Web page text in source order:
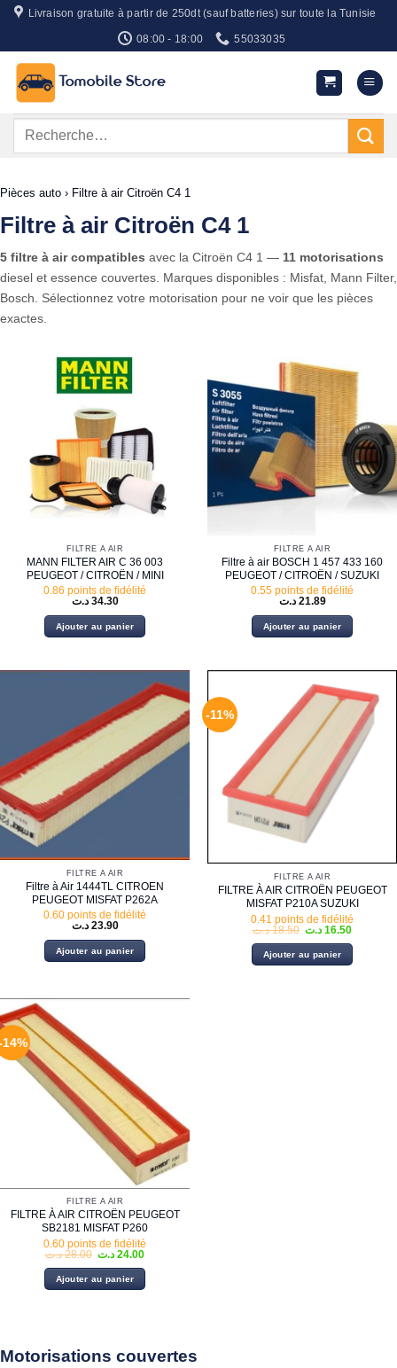
Passer
contenu
Livraison gratuite à partir de 250dt (sauf batteries) sur toute la Tunisie
08:00 - 18:00 55033035
Recherche
Pièces auto › Filtre à air Citroën C4 1
Filtre à air Citroën C4 1
5 filtre à air compatibles avec la Citroën C4 1 — 11 motorisations
diesel et essence couvertes. Marques disponibles : Misfat, Mann Filter,
Bosch. Sélectionnez votre motorisation pour ne voir que les pièces
exactes.
FILTRE À AIR
MANN FILTER AIR C 36 003
PEUGEOT / CITROËN / MINI
0.86 points de fidélité
34.30 د.ت
Ajouter au panier
FILTRE À AIR
Filtre à air BOSCH 1 457 433 160
PEUGEOT / CITROËN / SUZUKI
0.55 points de fidélité
21.89 د.ت
Ajouter au panier
FILTRE À AIR
Filtre à Air 1444TL CITROEN
PEUGEOT MISFAT P262A
0.60 points de fidélité
23.90 د.ت
Ajouter au panier
-11%
FILTRE À AIR
FILTRE À AIR CITROËN PEUGEOT
MISFAT P210A SUZUKI
0.41 points de fidélité
18.50 د.ت
Le
initial
était :
16.50 د.ت
Le
actuel
est :
Ajouter au panier
FILTRE À AIR
FILTRE À AIR CITROËN PEUGEOT
SB2181 MISFAT P260
0.60 points de fidélité
28.00 د.ت
Le
initial
était :
24.00 د.ت
Le
actuel
est :
Ajouter au panier
Motorisations couvertes